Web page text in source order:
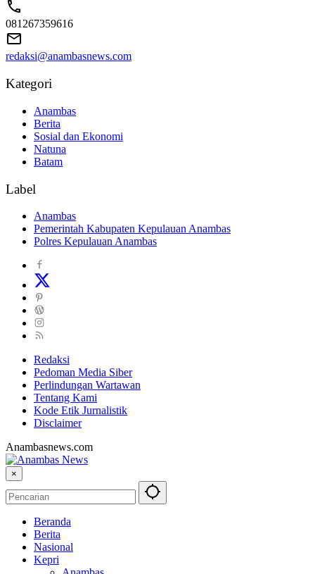
081267359616
redaksi@anambasnews.com
Kategori
Anambas
Berita
Sosial dan Ekonomi
Natuna
Batam
Label
Anambas
Pemerintah Kabupaten Kepulauan Anambas
Polres Kepulauan Anambas
Redaksi
Pedoman Media Siber
Perlindungan Wartawan
Tentang Kami
Kode Etik Jurnalistik
Disclaimer
Anambasnews.com
×
Beranda
Berita
Nasional
Kepri